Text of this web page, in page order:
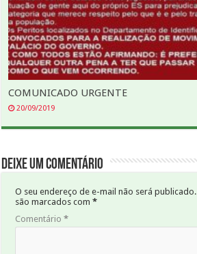
COMUNICADO URGENTE
20/09/2019
Deixe um comentário
O seu endereço de e-mail não será publicado.
são marcados com*
Comentário*